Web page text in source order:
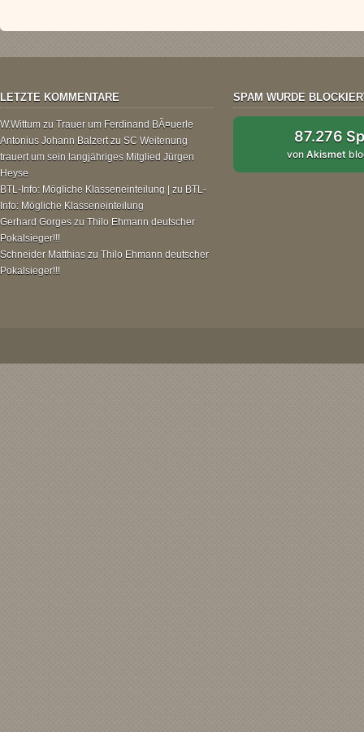
LETZTE KOMMENTARE
W.Wittum zu Trauer um Ferdinand BÃ¤uerle
Antonius Johann Balzertzu SC Weitenung
trauert um sein langjähriges Mitglied Jürgen
Heyse
BTL-Info: Mögliche Klasseneinteilung | zu BTL-
Info: Mögliche Klasseneinteilung
Gerhard Gorges zu Thilo Ehmann deutscher
Pokalsieger!!!
Schneider Matthias zu Thilo Ehmann deutscher
Pokalsieger!!!
SPAM WURDE
87.276
vonAkismet